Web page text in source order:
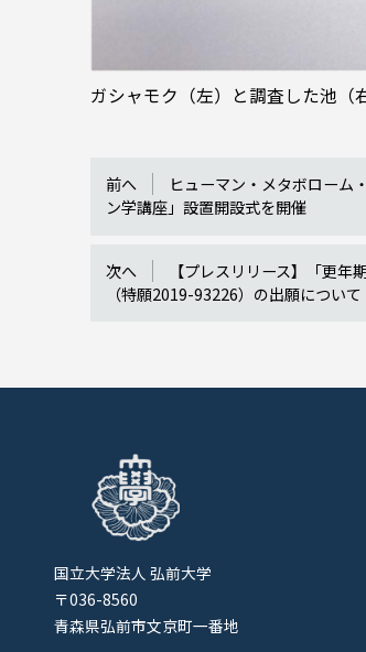
ガシャモク（左）と調査した池（右
前へ
ヒューマン・メタボロー
ン学講座」設置開設式を開催
次へ
【プレスリリース】「更
（特願2019-93226）の出願について
国立大学法人 弘前大学
〒036-8560
青森県弘前市文京町一番地